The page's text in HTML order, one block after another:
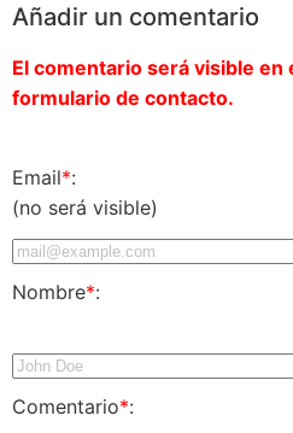
Añadir un comentario
El comentario será visible en
formulario de contacto.
Email*:
(no será visible)
Nombre*:
Comentario*: